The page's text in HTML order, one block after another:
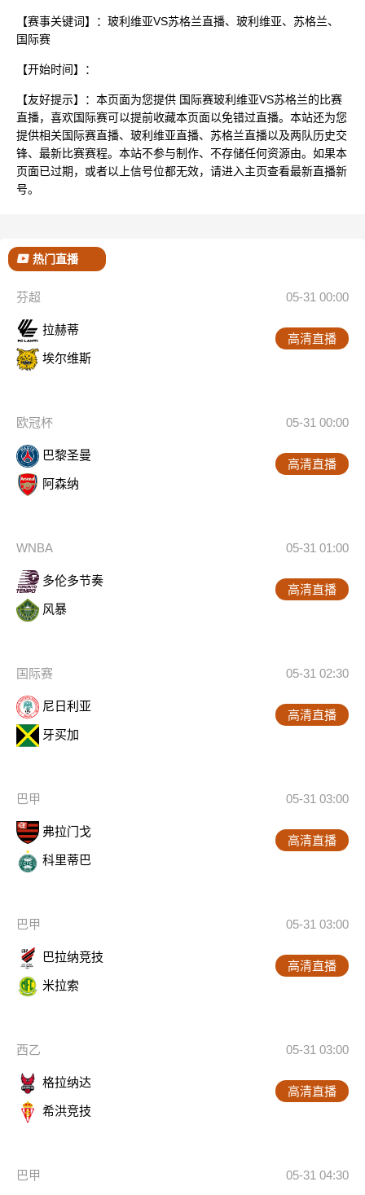
【赛事关键词】：玻利维亚VS苏格兰直播、玻利维亚、苏格兰、
国际赛
【开始时间】：
【友好提示】：本页面为您提供 国际赛玻利维亚VS苏格兰的比赛
直播，喜欢国际赛可以提前收藏本页面以免错过直播。本站还为您
提供相关国际赛直播、玻利维亚直播、苏格兰直播以及两队历史交
锋、最新比赛赛程。本站不参与制作、不存储任何资源由。如果本
页面已过期，或者以上信号位都无效，请进入主页查看最新直播新
号。
热门直播
芬超 05-31 00:00
拉赫蒂
埃尔维斯
高清直播
欧冠杯 05-31 00:00
巴黎圣曼
阿森纳
高清直播
WNBA 05-31 01:00
多伦多节奏
风暴
高清直播
国际赛 05-31 02:30
尼日利亚
牙买加
高清直播
巴甲 05-31 03:00
弗拉门戈
科里蒂巴
高清直播
巴甲 05-31 03:00
巴拉纳竞技
米拉索
高清直播
西乙 05-31 03:00
格拉纳达
希洪竞技
高清直播
巴甲 05-31 04:30